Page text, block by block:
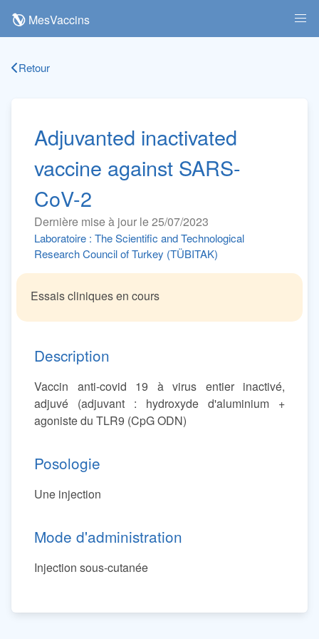
MesVaccins
Retour
Adjuvanted inactivated
vaccine against SARS-
CoV-2
Dernière mise à jour le 25/07/2023
Laboratoire : The Scientific and Technological
Research Council of Turkey (TÜBITAK)
Essais cliniques en cours
Description
Vaccin anti-covid 19 à virus entier inactivé,
adjuvé (adjuvant : hydroxyde d'aluminium +
agoniste du TLR9 (CpG ODN)
Posologie
Une injection
Mode d'administration
Injection sous-cutanée